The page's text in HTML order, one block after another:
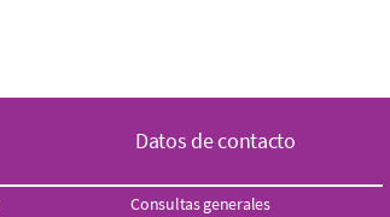
Datos de contacto
Consultas generales